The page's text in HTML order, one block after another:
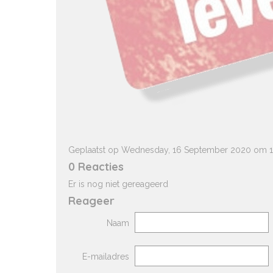
Geplaatst op Wednesday, 16 September 2020 om
0 Reacties
Er is nog niet gereageerd
Reageer
Naam
E-mailadres